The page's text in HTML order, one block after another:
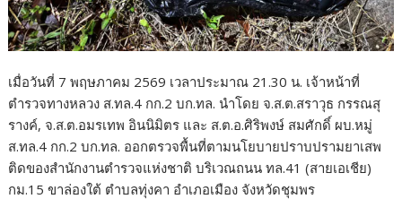
เมื่อวันที่ 7 พฤษภาคม 2569 เวลาประมาณ 21.30 น. เจ้าหน้าที่
ตำรวจทางหลวง ส.ทล.4 กก.2 บก.ทล. นำโดย จ.ส.ต.สราวุธ กรรณสุ
รางค์, จ.ส.ต.อมรเทพ อินนิมิตร และ ส.ต.อ.ศิริพงษ์ สมศักดิ์ ผบ.หมู่
ส.ทล.4 กก.2 บก.ทล. ออกตรวจพื้นที่ตามนโยบายปราบปรามยาเสพ
ติดของสำนักงานตำรวจแห่งชาติ บริเวณถนน ทล.41 (สายเอเชีย)
กม.15 ขาล่องใต้ ตำบลทุ่งคา อำเภอเมือง จังหวัดชุมพร